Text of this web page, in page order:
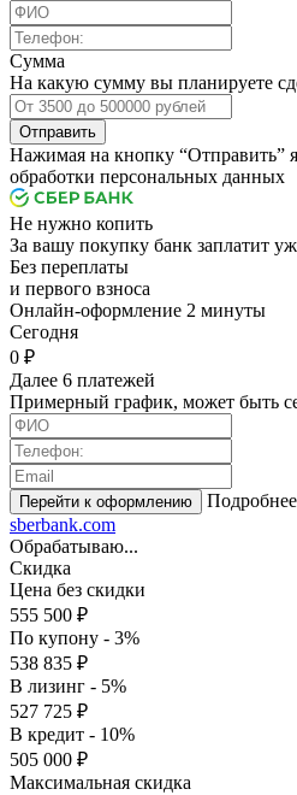
Сумма
На какую сумму вы планируете
Отправить
Нажимая на кнопку “Отправить”
обработки персональных данных
Не нужно копить
За вашу покупку банк заплатит
Без переплаты
и первого взноса
Онлайн-оформление 2 минуты
Cегодня
0 ₽
Далее 6 платежей
Примерный график, может быть
sberbank.com
Обрабатываю...
Скидка
Цена без скидки
555 500 ₽
По купону - 3%
538 835 ₽
В лизинг - 5%
527 725 ₽
В кредит - 10%
505 000 ₽
Максимальная скидка